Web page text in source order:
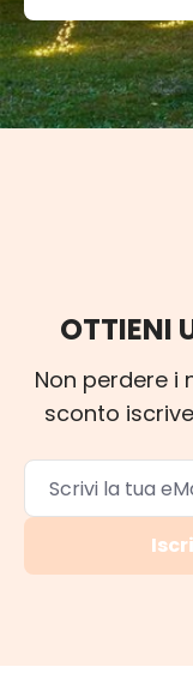
OTTIENI
Non perdere i
sconto